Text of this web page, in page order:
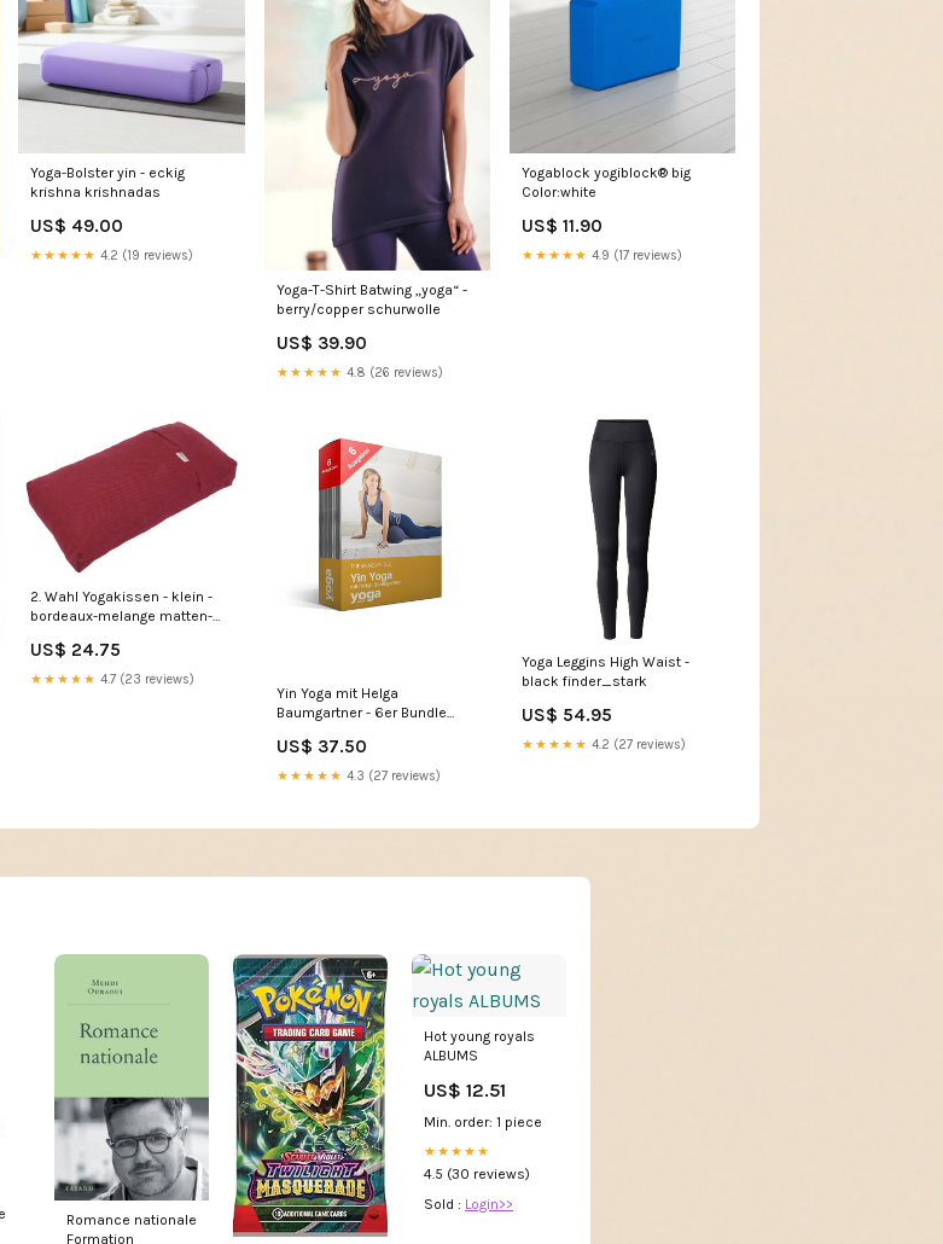
Yoga-Bolster yin - eckig
krishna krishnadas
US$ 49.00
★★★★★ 4.2 (19 reviews)
Yoga-T-Shirt Batwing „yoga“ -
berry/copper schurwolle
US$ 39.90
★★★★★ 4.8 (26 reviews)
Yogablock yogiblock® big
Color:white
US$ 11.90
★★★★★ 4.9 (17 reviews)
2. Wahl Yogakissen - klein -
bordeaux-melange matten-
US$ 24.75
★★★★★ 4.7 (23 reviews)
Yin Yoga mit Helga
Baumgartner - 6er Bundle
US$ 37.50
★★★★★ 4.3 (27 reviews)
Yoga Leggins High Waist -
black finder_stark
US$ 54.95
★★★★★ 4.2 (27 reviews)
Romance nationale
Formation
Hot young royals
ALBUMS
US$ 12.51
Min. order: 1 piece
★★★★★
4.5 (30 reviews)
Sold : Login>>